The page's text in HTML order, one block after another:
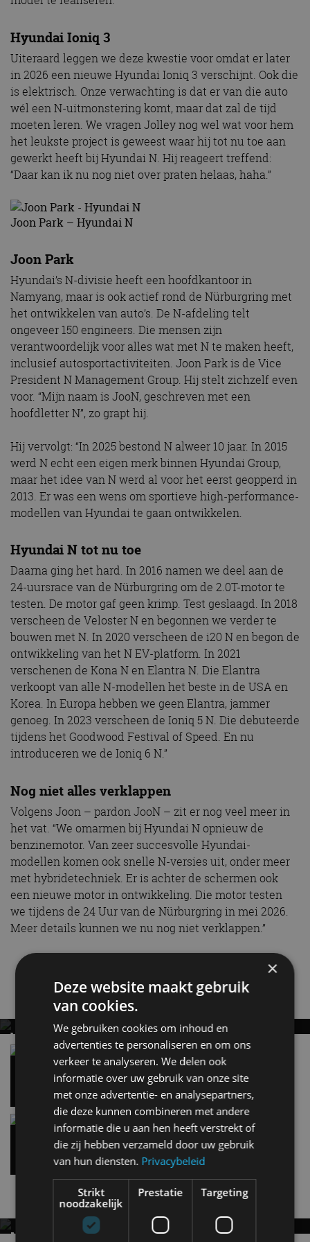
Hyundai Ioniq 3
Uiteraard leggen we deze kwestie voor omdat er later
in 2026 een nieuwe Hyundai Ioniq 3 verschijnt. Ook die
is elektrisch. Onze verwachting is dat er van die auto
wél een N-uitmonstering komt, maar dat zal de tijd
moeten leren. We vragen Jolley nog wel wat voor hem
het leukste project is geweest waar hij tot nu toe aan
gewerkt heeft bij Hyundai N. Hij reageert treffend:
“Daar kan ik nu nog niet over praten helaas, haha.”
Joon Park – Hyundai N
Joon Park
Hyundai’s N-divisie heeft een hoofdkantoor in
Namyang, maar is ook actief rond de Nürburgring met
het ontwikkelen van auto’s. De N-afdeling telt
ongeveer 150 engineers. Die mensen zijn
verantwoordelijk voor alles wat met N te maken heeft,
inclusief autosportactiviteiten. Joon Park is de Vice
President N Management Group. Hij stelt zichzelf even
voor. “Mijn naam is JooN, geschreven met een
hoofdletter N”, zo grapt hij.
Hij vervolgt: “In 2025 bestond N alweer 10 jaar. In 2015
werd N echt een eigen merk binnen Hyundai Group,
maar het idee van N werd al voor het eerst geopperd in
2013. Er was een wens om sportieve high-performance-
modellen van Hyundai te gaan ontwikkelen.
Hyundai N tot nu toe
Daarna ging het hard. In 2016 namen we deel aan de
24-uursrace van de Nürburgring om de 2.0T-motor te
testen. De motor gaf geen krimp. Test geslaagd. In 2018
verscheen de Veloster N en begonnen we verder te
bouwen met N. In 2020 verscheen de i20 N en begon de
ontwikkeling van het N EV-platform. In 2021
verschenen de Kona N en Elantra N. Die Elantra
verkoopt van alle N-modellen het beste in de USA en
Korea. In Europa hebben we geen Elantra, jammer
genoeg. In 2023 verscheen de Ioniq 5 N. Die debuteerde
tijdens het Goodwood Festival of Speed. En nu
introduceren we de Ioniq 6 N.”
Nog niet alles verklappen
Volgens Joon – pardon JooN – zit er nog veel meer in
het vat. “We omarmen bij Hyundai N opnieuw de
benzinemotor. Van zeer succesvolle Hyundai-
modellen komen ook snelle N-versies uit, onder meer
met hybridetechniek. Er is achter de schermen ook
een nieuwe motor in ontwikkeling. Die motor testen
we tijdens de 24 Uur van de Nürburgring in mei 2026.
Meer details kunnen we nu nog niet verklappen.”
Gerelateerde berichten
VERNIEUWDE HYUNDAI IONIQ 6 RIJDT TOT
680 KILOMETER EN WORDT GOEDKOPER
Keuze uit twee accupakketten
Hyundai Ioniq 3 kost 27.995 euro – en dit krijg je
ervoor
28 jul
zevenzitters vergeleken
24 jul
Nieuwste berichten
MET KORTING NAAR EV EXPERIENCE 2026?
×
Deze website maakt gebruik
van cookies.
We gebruiken cookies om inhoud en
advertenties te personaliseren en om ons
verkeer te analyseren. We delen ook
informatie over uw gebruik van onze site
met onze advertentie- en analysepartners,
die deze kunnen combineren met andere
informatie die u aan hen heeft verstrekt of
die zij hebben verzameld door uw gebruik
van hun diensten. Privacybeleid
Strikt
noodzakelijk
Prestatie Targeting